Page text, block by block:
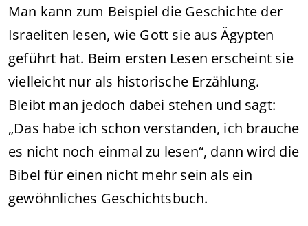
Man kann zum Beispiel die Geschichte der
Israeliten lesen, wie Gott sie aus Ägypten
geführt hat. Beim ersten Lesen erscheint sie
vielleicht nur als historische Erzählung.
Bleibt man jedoch dabei stehen und sagt:
„Das habe ich schon verstanden, ich brauche
es nicht noch einmal zu lesen“, dann wird die
Bibel für einen nicht mehr sein als ein
gewöhnliches Geschichtsbuch.